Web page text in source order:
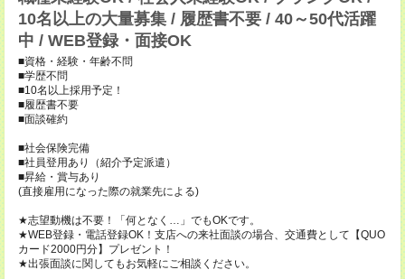
10名以上の大量募集 / 履歴書不要 / 40～50代活躍
中 / WEB登録・面接OK
■資格・経験・年齢不問
■学歴不問
■10名以上採用予定！
■履歴書不要
■面談確約
■社会保険完備
■社員登用あり（紹介予定派遣）
■昇給・賞与あり
(直接雇用になった際の就業先による)
★志望動機は不要！「何となく…」でもOKです。
★WEB登録・電話登録OK！支店への来社面談の場合、交通費として【QUO
カード2000円分】プレゼント！
★出張面談に関してもお気軽にご相談ください。